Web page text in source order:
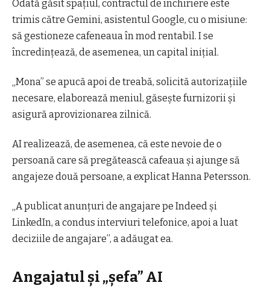
Odată găsit spaţiul, contractul de închiriere este
trimis către Gemini, asistentul Google, cu o misiune:
să gestioneze cafeneaua în mod rentabil. I se
încredinţează, de asemenea, un capital iniţial.
„Mona” se apucă apoi de treabă, solicită autorizaţiile
necesare, elaborează meniul, găseşte furnizorii şi
asigură aprovizionarea zilnică.
AI realizează, de asemenea, că este nevoie de o
persoană care să pregătească cafeaua şi ajunge să
angajeze două persoane, a explicat Hanna Petersson.
„A publicat anunţuri de angajare pe Indeed şi
LinkedIn, a condus interviuri telefonice, apoi a luat
deciziile de angajare”, a adăugat ea.
Angajatul şi „şefa” AI